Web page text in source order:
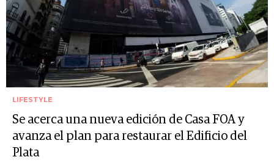
LIFESTYLE
Se acerca una nueva edición de Casa FOA y
avanza el plan para restaurar el Edificio del
Plata